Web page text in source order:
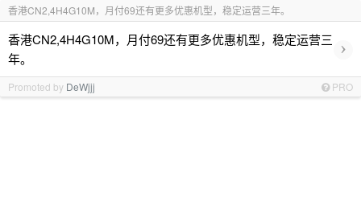
香港CN2,4H4G10M，月付69还有更多优惠机型，稳定运营三年。
香港CN2,4H4G10M，月付69还有更多优惠机型，稳定运营三
年。
›
Promoted by DeWjjj PRO